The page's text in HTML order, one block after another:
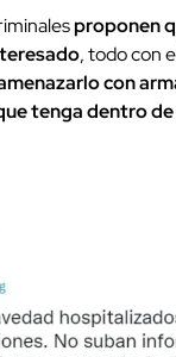
proponen
, todo con
con
tenga dentro